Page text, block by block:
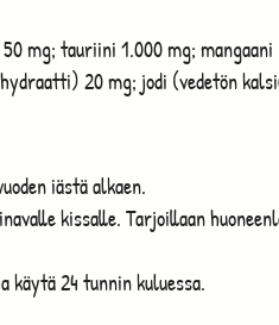
mg; tauriini 1.000 mg;
20 mg; jodi (vedetön
iästä alkaen.
kissalle. Tarjoillaan
käytä 24 tunnin kuluessa.